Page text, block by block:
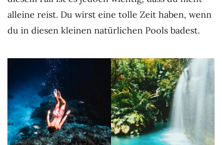
alleine reist. Du wirst eine tolle Zeit haben, wenn
du in diesen kleinen natürlichen Pools badest.